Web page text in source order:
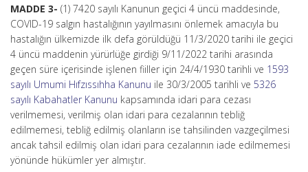
MADDE 3- (1) 7420 sayılı Kanunun geçici 4 üncü maddesinde,
COVID-19 salgın hastalığının yayılmasını önlemek amacıyla bu
hastalığın ülkemizde ilk defa görüldüğü 11/3/2020 tarihi ile geçici
4 üncü maddenin yürürlüğe girdiği 9/11/2022 tarihi arasında
geçen süre içerisinde işlenen fiiller için 24/4/1930 tarihli ve 1593
sayılı Umumi Hıfzıssıhha Kanunu ile 30/3/2005 tarihli ve 5326
sayılı Kabahatler Kanunu kapsamında idari para cezası
verilmemesi, verilmiş olan idari para cezalarının tebliğ
edilmemesi, tebliğ edilmiş olanların ise tahsilinden vazgeçilmesi
ancak tahsil edilmiş olan idari para cezalarının iade edilmemesi
yönünde hükümler yer almıştır.